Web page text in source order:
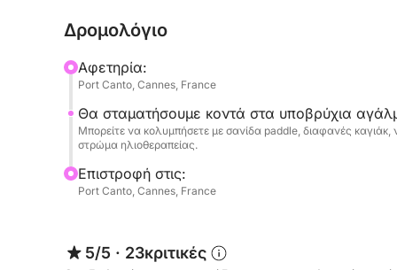
😉 Γενέθλια, EVG, EVJF,
😉 Εξοπλισμός για κολύμβηση με
😉 JBL boombox 3 ιντσών ηχείο Bluetooth
😉 Ψυγείο 45 λίτρων για τα ποτά και το φαγητό
ποτά (από 25€/άτομο)
Δρομολόγιο
Αφετηρία:
Port Canto, Cannes, France
Θα σταματήσουμε κοντά στα υποβρύχια
Μπορείτε να κολυμπήσετε με σανίδα paddle, διαφανές
στρώμα ηλιοθεραπείας.
Επιστροφή στις:
Port Canto, Cannes, France
5/5 · 23κριτικές